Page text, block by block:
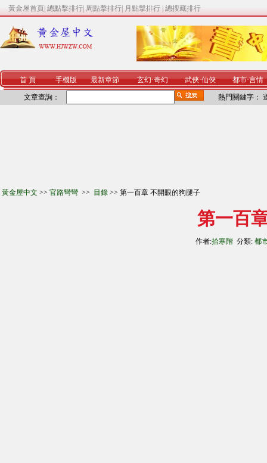
黃金屋首頁 總點擊排行 周點擊排行 月點擊排行 總搜藏排行
首 頁 手機版 最新章節 玄幻·奇幻 武俠·仙俠 都市·言情
文章查詢： 熱門關鍵字：
黃金屋中文 >> 官路彎彎 >> 目錄 >> 第一百章 不開眼的狗腿子
第一百
作者:拾寒階 分類: 都